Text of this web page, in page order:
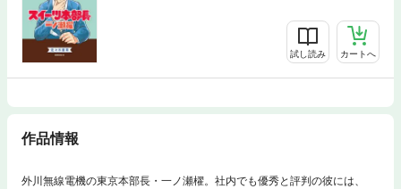
試し読み カートへ
作品情報
外川無線電機の東京本部長・一ノ瀬櫂。社内でも優秀と評判の彼には、